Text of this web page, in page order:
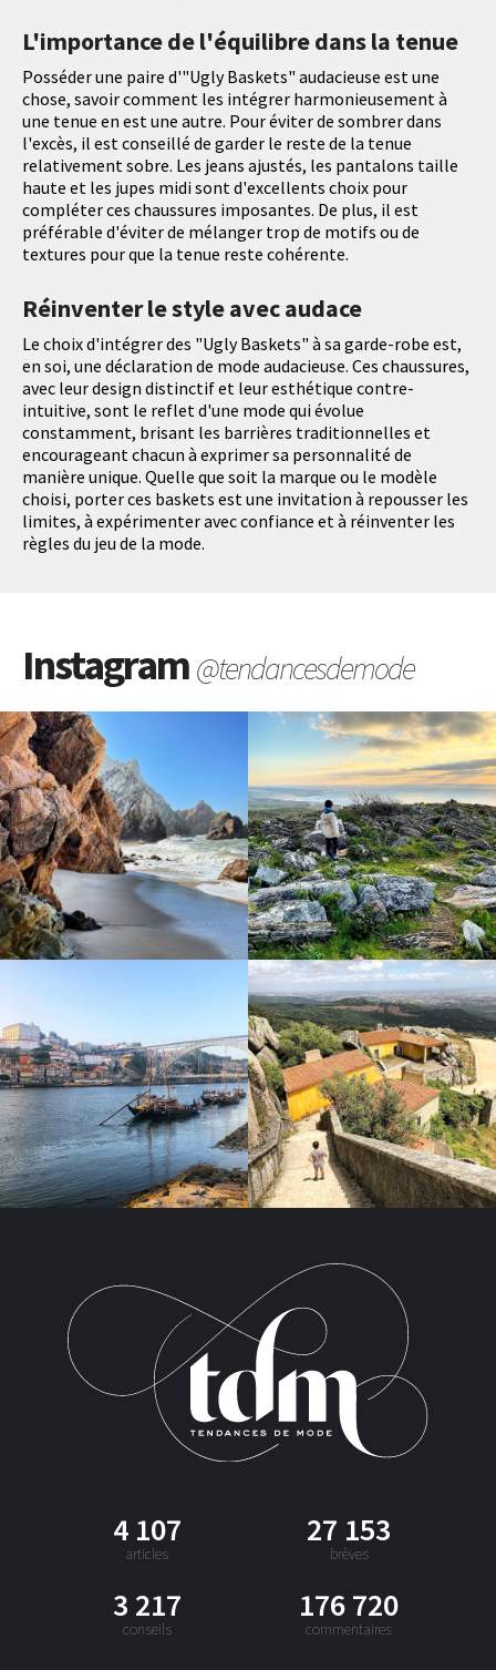
L'importance de l'équilibre dans la tenue
Posséder une paire d'"Ugly Baskets" audacieuse est une
chose, savoir comment les intégrer harmonieusement à
une tenue en est une autre. Pour éviter de sombrer dans
l'excès, il est conseillé de garder le reste de la tenue
relativement sobre. Les jeans ajustés, les pantalons taille
haute et les jupes midi sont d'excellents choix pour
compléter ces chaussures imposantes. De plus, il est
préférable d'éviter de mélanger trop de motifs ou de
textures pour que la tenue reste cohérente.
Réinventer le style avec audace
Le choix d'intégrer des "Ugly Baskets" à sa garde-robe est,
en soi, une déclaration de mode audacieuse. Ces chaussures,
avec leur design distinctif et leur esthétique contre-
intuitive, sont le reflet d'une mode qui évolue
constamment, brisant les barrières traditionnelles et
encourageant chacun à exprimer sa personnalité de
manière unique. Quelle que soit la marque ou le modèle
choisi, porter ces baskets est une invitation à repousser les
limites, à expérimenter avec confiance et à réinventer les
règles du jeu de la mode.
Instagram@tendancesdemode
4 107
articles
27 153
brèves
3 217
conseils
176 720
commentaires